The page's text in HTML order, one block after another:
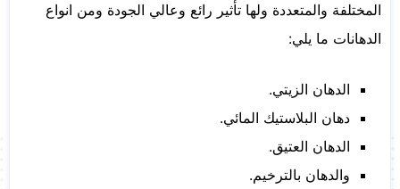
المختلفة والمتعددة ولها تأثير رائع وعالي الجودة ومن انواع
الدهانات ما يلي:
الدهان الزيتي.
دهان البلاستيك المائي.
الدهان العتيق.
والدهان بالترخيم.